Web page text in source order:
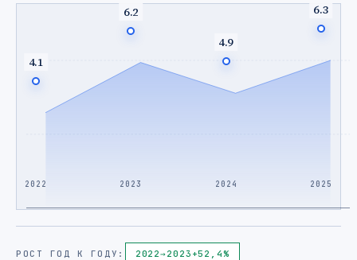
4.1
6.2
4.9
6.3
2022 2023 2024 2025
РОСТ ГОД К ГОДУ: 2022→ 2023 +52,4%